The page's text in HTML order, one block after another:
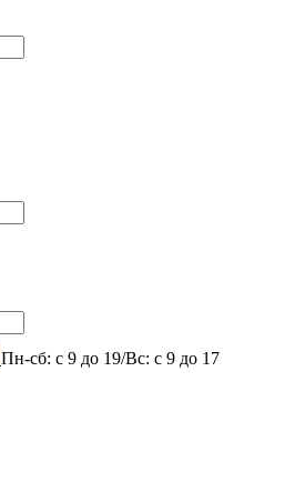
Пн-сб: с 9 до 19/Вс: с 9 до 17